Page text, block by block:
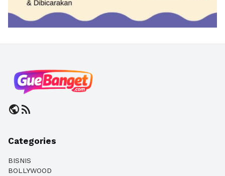
publicrss_feed
Categories
BISNIS
BOLLYWOOD